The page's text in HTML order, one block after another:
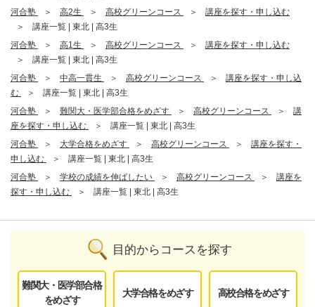
河合塾
高2生 高校グリーンコース
講座を探す・申し込む
講座一覧 | 東北 | 高3生
河合塾
高1生 高校グリーンコース
講座を探す・申し込む
講座一覧 | 東北 | 高3生
河合塾
中高一貫生 高校グリーンコース
講座を探す・申し込
む
講座一覧 | 東北 | 高3生
河合塾
難関大・医学部合格をめざす 高校グリーンコース
講
座を探す・申し込む
講座一覧 | 東北 | 高3生
河合塾
大学合格をめざす 高校グリーンコース
講座を探す・
申し込む
講座一覧 | 東北 | 高3生
河合塾
学校の成績を伸ばしたい 高校グリーンコース
講座を
探す・申し込む
講座一覧 | 東北 | 高3生
目的からコースを探す
難関大・医学部合格
をめざす
大学合格をめざす 高校合格をめざす